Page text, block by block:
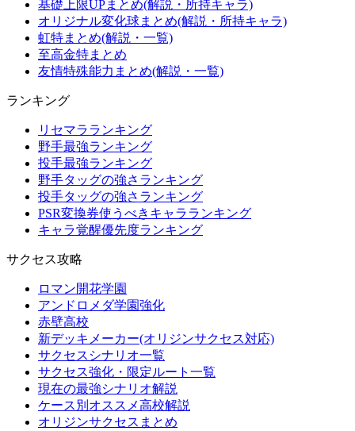
基礎上限UPまとめ(解説・所持キャラ)
オリジナル変化球まとめ(解説・所持キャラ)
虹特まとめ(解説・一覧)
至高金特まとめ
友情特殊能力まとめ(解説・一覧)
ランキング
リセマラランキング
野手最強ランキング
投手最強ランキング
野手タッグの強さランキング
投手タッグの強さランキング
PSR変換券使うべきキャラランキング
キャラ覚醒優先度ランキング
サクセス攻略
ロマン開花学園
アンドロメダ学園強化
赤壁高校
新デッキメーカー(オリジンサクセス対応)
サクセスシナリオ一覧
サクセス強化・限定ルート一覧
現在の最強シナリオ解説
ケース別オススメ高校解説
オリジンサクセスまとめ